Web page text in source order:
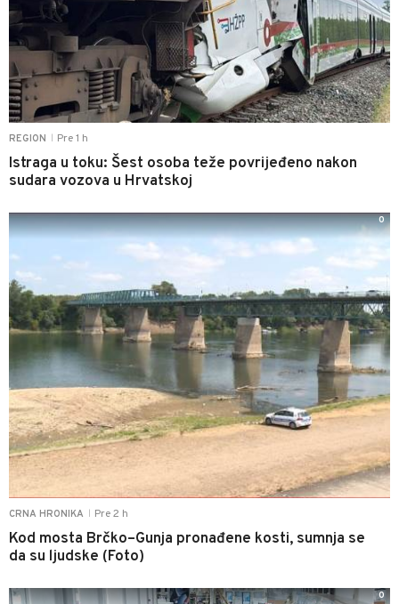
REGION Pre 1 h
Istraga u toku: Šest osoba teže povrijeđeno nakon
sudara vozova u Hrvatskoj
CRNA HRONIKA Pre 2 h
Kod mosta Brčko–Gunja pronađene kosti, sumnja se
da su ljudske (Foto)
0
0